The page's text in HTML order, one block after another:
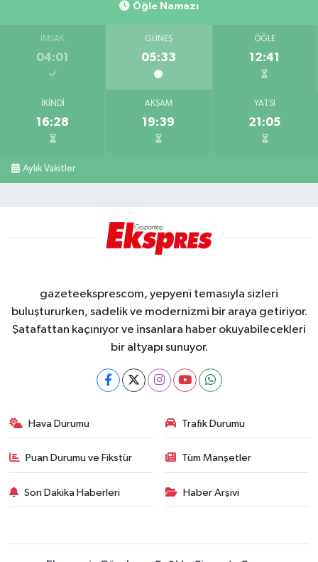
Öğle Namazı
İMSAK
04:01
GÜNEŞ
05:33
ÖĞLE
12:41
İKINDI
16:28
AKŞAM
19:39
YATSI
21:05
Aylık Vakitler
gazeteeksprescom, yepyeni temasıyla sizleri
buluştururken, sadelik ve modernizmi bir araya getiriyor.
Şatafattan kaçınıyor ve insanlara haber okuyabilecekleri
bir altyapı sunuyor.
Hava Durumu Trafik Durumu
Puan Durumu ve Fikstür Tüm Manşetler
Son Dakika Haberleri Haber Arşivi